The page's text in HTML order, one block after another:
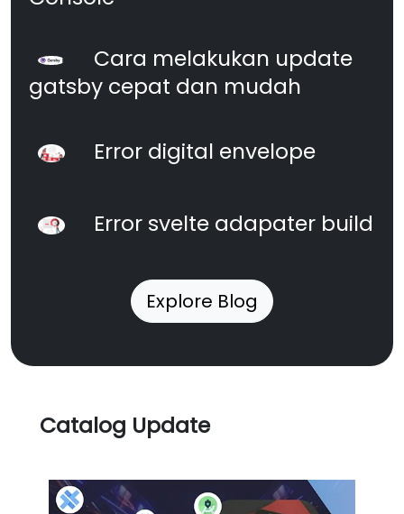
Cara melakukan update
gatsby cepat dan mudah
Error digital envelope
Error svelte adapater build
Explore Blog
Catalog Update